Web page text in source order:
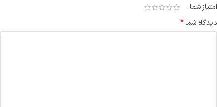
امتیاز شما
دیدگاه شما*